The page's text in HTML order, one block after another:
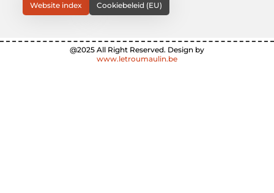
Website index Cookiebeleid (EU)
@2025 All Right Reserved. Design by
www.letroumaulin.be